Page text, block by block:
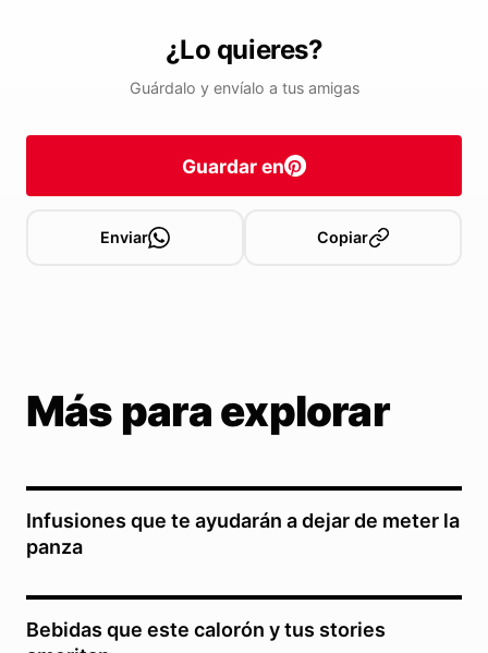
¿Lo quieres?
Guárdalo y envíalo a tus amigas
Guardar en
Enviar Copiar
Más para explorar
Infusiones que te ayudarán a dejar de meter la
panza
Bebidas que este calorón y tus stories